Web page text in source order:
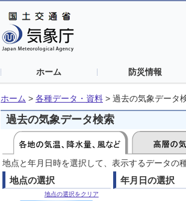
ホーム 防災情報
ホーム > 各種データ・資料 > 過去の気象データ
過去の気象データ検索
地点と年月日時を選択して、表示するデータの
地点の選択
地点の選択をクリア
年月日の選択